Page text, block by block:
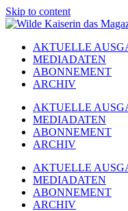
Skip to content
AKTUELLE
MEDIADATEN
ABONNEMENT
ARCHIV
AKTUELLE
MEDIADATEN
ABONNEMENT
ARCHIV
AKTUELLE
MEDIADATEN
ABONNEMENT
ARCHIV